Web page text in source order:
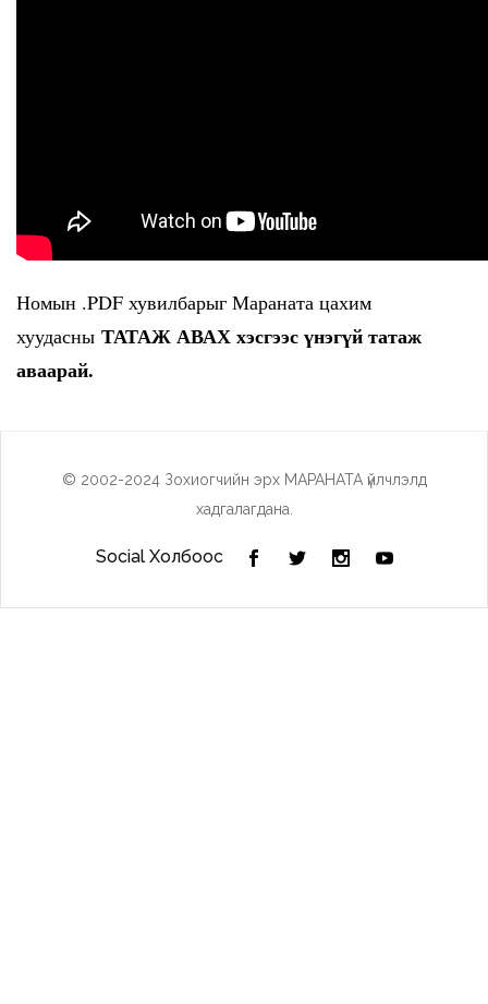
Номын .PDF хувилбарыг Мараната цахим
хуудасны ТАТАЖ АВАХ хэсгээс үнэгүй татаж
аваарай.
© 2002-2024 Зохиогчийн эрх МАРАНАТА үйлчлэлд
хадгалагдана.
Social Холбоос